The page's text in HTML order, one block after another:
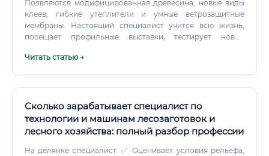
Появляются модифицированная древесина, новые виды
клеев, гибкие утеплители и умные ветрозащитные
мембраны. Настоящий специалист учится всю жизнь,
посещает профильные выставки, тестирует новые
профессии нет потолка для развития — каждый новый
Читать статью →
Сколько зарабатывает специалист по
технологии и машинам лесозаготовок и
лесного хозяйства: полный разбор профессии
На делянке специалист: ✅ Оценивает условия рельефа,